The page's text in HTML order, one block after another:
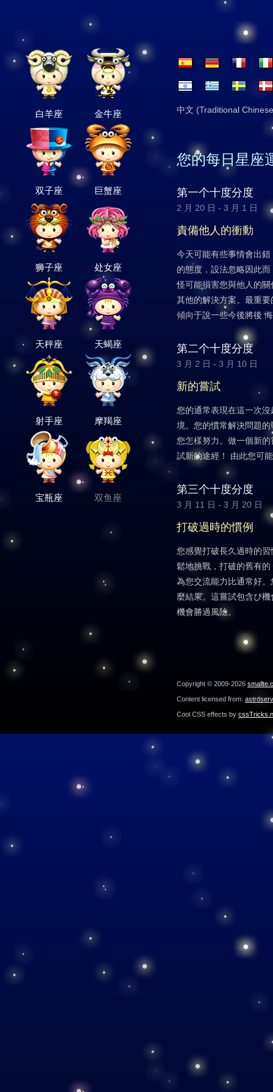
白羊座 金牛座
双子座 巨蟹座
狮子座 处女座
天秤座 天蝎座
射手座 摩羯座
宝瓶座 双鱼座
中文 (Traditional
您的每日星座
第一个十度分度
2 月 20 日 - 3 月 1 日
責備他人的衝動
今天可能有些事情會出
的態度，設法忽略因此
怪可能損害您與他人的
其他的解決方案。最重
傾向于說一些今後將後
第二个十度分度
3 月 2 日 - 3 月 10 日
新的嘗試
您的通常表現在這一次
境。您的慣常解決問題
您怎樣努力。做一個新
試新的途經！ 由此您可
第三个十度分度
3 月 11 日 - 3 月 20 日
打破過時的慣例
您感覺打破長久過時的
鬆地挑戰，打破的舊有
為您交流能力比通常好
麼結果。這嘗試包含ぴ
機會勝過風險。
Copyright © 2009-2026
Content licensed from:
Cool CSS effects by